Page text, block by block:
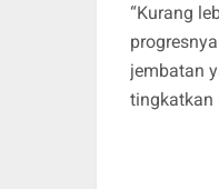
“Kurang
jembatan
tingkatkan